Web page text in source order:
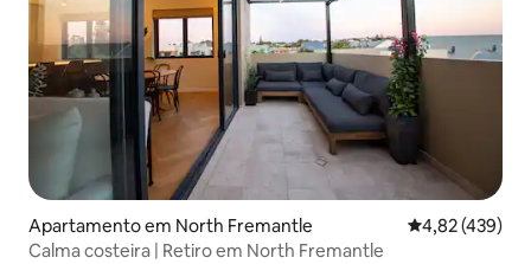
Apartamento em North Fremantle Classificação
4,82 (439)
Calma costeira | Retiro em North Fremantle